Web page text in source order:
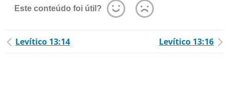
Este conteúdo foi útil?
Levítico 13:14 Levítico 13:16